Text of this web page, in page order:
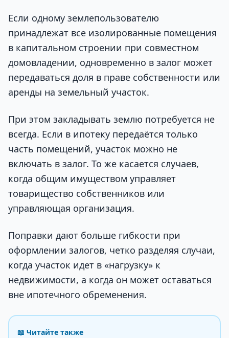
Если одному землепользователю
принадлежат все изолированные помещения
в капитальном строении при совместном
домовладении, одновременно в залог может
передаваться доля в праве собственности или
аренды на земельный участок.
При этом закладывать землю потребуется не
всегда. Если в ипотеку передаётся только
часть помещений, участок можно не
включать в залог. То же касается случаев,
когда общим имуществом управляет
товарищество собственников или
управляющая организация.
Поправки дают больше гибкости при
оформлении залогов, четко разделяя случаи,
когда участок идет в «нагрузку» к
недвижимости, а когда он может оставаться
вне ипотечного обременения.
📖 Читайте также